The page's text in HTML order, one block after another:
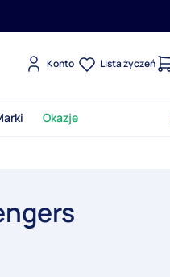
Konto Lista życzeń
Okazje